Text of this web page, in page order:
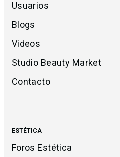
Usuarios
Blogs
Videos
Studio Beauty Market
Contacto
ESTÉTICA
Foros Estética